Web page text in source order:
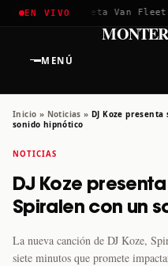
EN VIVO
2026 ✱Greta Van Fleet
MENÚ
Inicio » Noticias » DJ Koze
sonido hipnótico
NOTICIAS
DJ Koze
Spiralen con un
La nueva canción de DJ Koze,
siete minutos que promete